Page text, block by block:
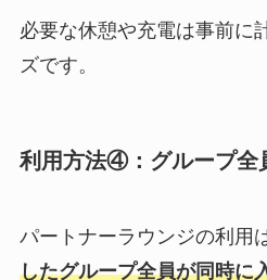
必要な休憩や充電は事前に
ズです。
利用方法④：グループ全
パートナーラウンジの利用
したグループ全員が同時に